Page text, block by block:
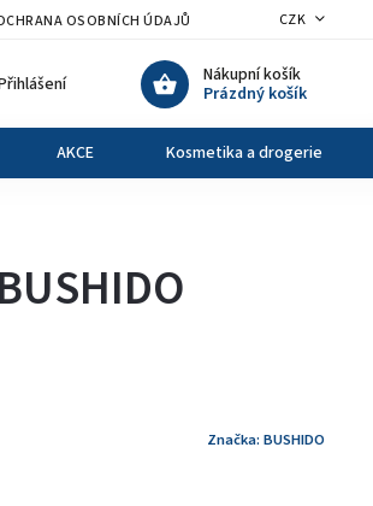
OSOBNÍCH ÚDAJŮ VÝMĚNA A VRÁCENÍ
CZK
Nákupní košík
Prázdný košík
AKCE Kosmetika a drogerie
Značka: BUSHIDO